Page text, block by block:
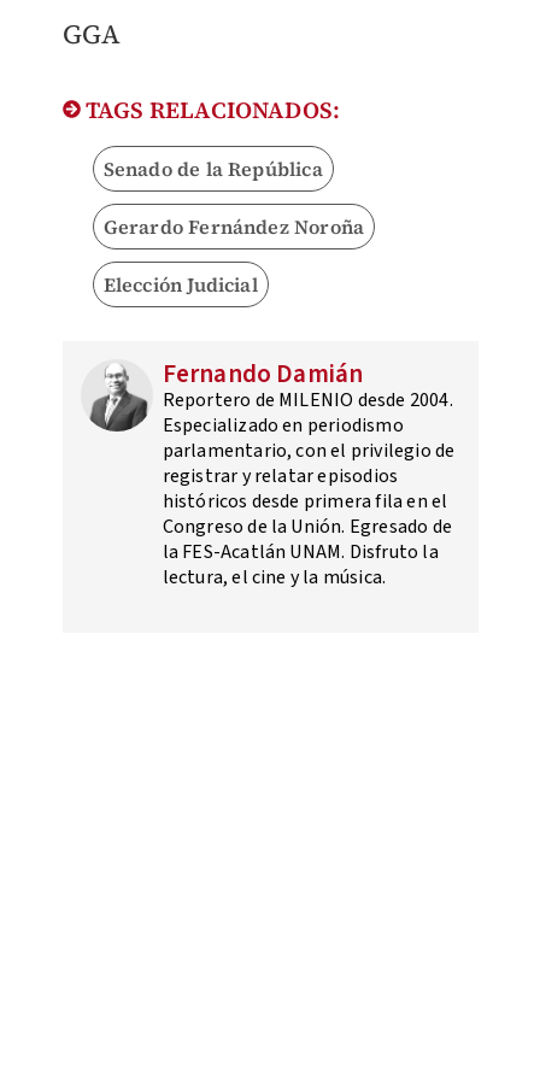
​GGA
TAGS RELACIONADOS:
Senado de la República
Gerardo Fernández Noroña
Elección Judicial
Fernando Damián
Reportero de MILENIO desde 2004.
Especializado en periodismo
parlamentario, con el privilegio de
registrar y relatar episodios
históricos desde primera fila en el
Congreso de la Unión. Egresado de
la FES-Acatlán UNAM. Disfruto la
lectura, el cine y la música.